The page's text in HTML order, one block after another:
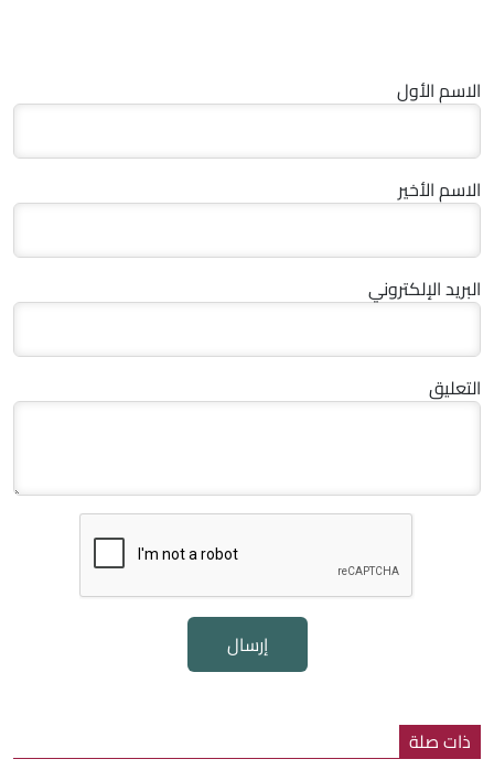
الاسم الأول
الاسم الأخير
البريد الإلكتروني
التعليق
إرسال
ذات صلة